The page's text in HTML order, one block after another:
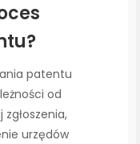
patentu
od
urzędów